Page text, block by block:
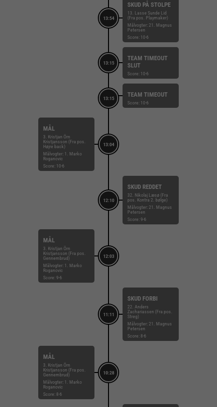
13:54
SKUD PÅ STOLPE
13. Lasse Sunde Lid
(Fra pos. Playmaker)
Målvogter: 21. Magnus
Petersen
Score: 10-6
13:15
TEAM TIMEOUT
SLUT
Score: 10-6
13:15
TEAM TIMEOUT
Score: 10-6
13:04
MÅL
3. Kristjan Örn
Kristjansson (Fra pos.
Højre back)
Målvogter: 1. Marko
Roganovic
Score: 10-6
12:10
SKUD REDDET
32. Nikolaj Læsø (Fra
pos. Kontra 2. bølge)
Målvogter: 21. Magnus
Petersen
Score: 9-6
12:03
MÅL
3. Kristjan Örn
Kristjansson (Fra pos.
Gennembrud)
Målvogter: 1. Marko
Roganovic
Score: 9-6
11:11
SKUD FORBI
22. Anders
Zachariassen (Fra pos.
Streg)
Målvogter: 21. Magnus
Petersen
Score: 8-6
10:28
MÅL
3. Kristjan Örn
Kristjansson (Fra pos.
Gennembrud)
Målvogter: 1. Marko
Roganovic
Score: 8-6